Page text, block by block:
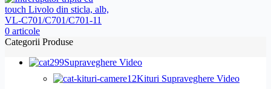
0 articole
Categorii Produse
Supraveghere Video
Kituri Supraveghere Video